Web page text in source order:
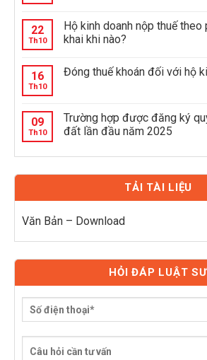
22
Th10
Hộ kinh doanh nộp thuế theo
khai khi nào?
16
Th10
Đóng thuế khoán đối với hộ
09
Th10
Trường hợp được đăng ký
đất lần đầu năm 2025
TẢI TÀI LIỆU
Văn Bản – Download
HỎI ĐÁP LUẬT SƯ